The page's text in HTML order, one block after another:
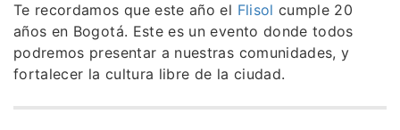
Te recordamos que este año el Flisol cumple 20
años en Bogotá. Este es un evento donde todos
podremos presentar a nuestras comunidades, y
fortalecer la cultura libre de la ciudad.